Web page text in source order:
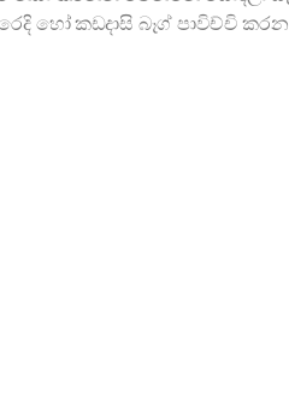
හෝ කඩදාසි බෑග් පාවිච්චි